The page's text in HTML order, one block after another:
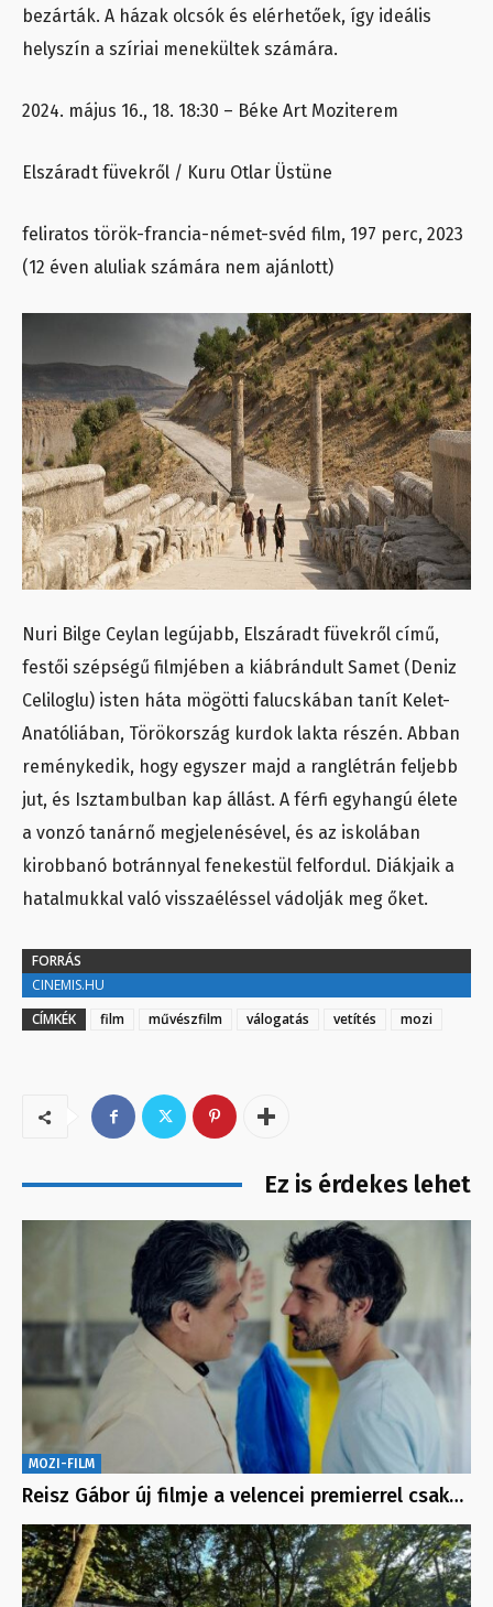
bezárták. A házak olcsók és elérhetőek, így ideális
helyszín a szíriai menekültek számára.
2024. május 16., 18. 18:30 – Béke Art Moziterem
Elszáradt füvekről / Kuru Otlar Üstüne
feliratos török-francia-német-svéd film, 197 perc, 2023
(12 éven aluliak számára nem ajánlott)
Nuri Bilge Ceylan legújabb, Elszáradt füvekről című,
festői szépségű filmjében a kiábrándult Samet (Deniz
Celiloglu) isten háta mögötti falucskában tanít Kelet-
Anatóliában, Törökország kurdok lakta részén. Abban
reménykedik, hogy egyszer majd a ranglétrán feljebb
jut, és Isztambulban kap állást. A férfi egyhangú élete
a vonzó tanárnő megjelenésével, és az iskolában
kirobbanó botránnyal fenekestül felfordul. Diákjaik a
hatalmukkal való visszaéléssel vádolják meg őket.
FORRÁS
CINEMIS.HU
CÍMKÉK
film művészfilm válogatás vetítés mozi
Ez is érdekes lehet
MOZI-FILM
Reisz Gábor új filmje a velencei premierrel csak…